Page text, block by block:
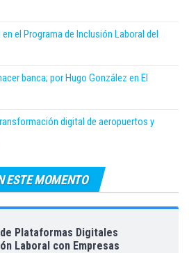
el Programa de Inclusión Laboral del
banca; por Hugo González en El
digital de aeropuertos y
ESTE MOMENTO
Plataformas Digitales
Laboral con Empresas